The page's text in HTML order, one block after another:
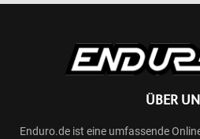
ÜBER
Enduro.de ist eine umfassende